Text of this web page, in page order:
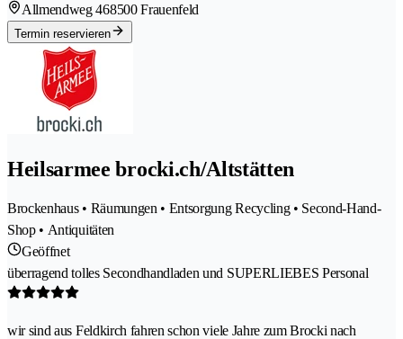
Allmendweg 468500 Frauenfeld
Termin reservieren
Heilsarmee brocki.ch/Altstätten
Brockenhaus • Räumungen • Entsorgung Recycling • Second-Hand-
Shop • Antiquitäten
Geöffnet
überragend tolles Secondhandladen und SUPERLIEBES Personal
wir sind aus Feldkirch fahren schon viele Jahre zum Brocki nach